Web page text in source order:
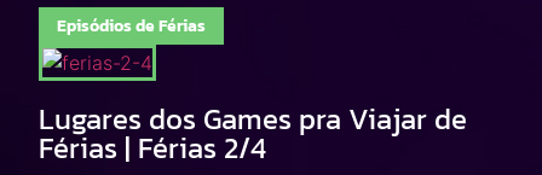
Episódios de Férias
Lugares dos Games pra Viajar de
Férias | Férias 2/4